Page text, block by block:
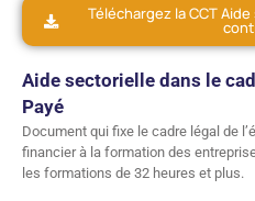
Téléchargez la CCT
Aide sectorielle dans le
Payé
Document qui fixe le cadre légal de
financier à la formation des
les formations de 32 heures et plus.